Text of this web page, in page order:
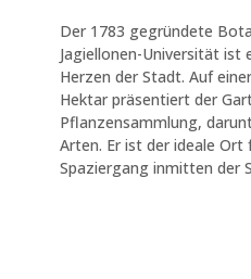
Der 1783 gegründete
Jagiellonen-Universität ist
Herzen der Stadt. Auf
Hektar präsentiert der
Pflanzensammlung,
Arten. Er ist der ideale Ort
Spaziergang inmitten der